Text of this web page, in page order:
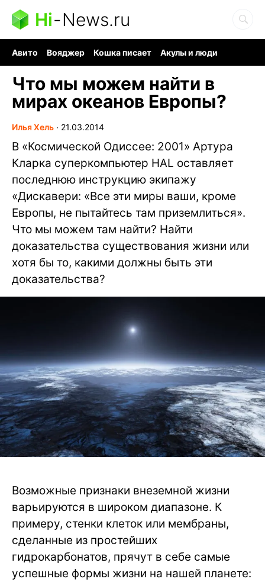
Hi-News.ru
Авито Вояджер Кошка писает
Акулы и люди
Что мы можем найти в
мирах океанов Европы?
Илья Хель ∙ 21.03.2014
В «Космической Одиссее: 2001» Артура
Кларка суперкомпьютер HAL оставляет
последнюю инструкцию экипажу
«Дискавери: «Все эти миры ваши, кроме
Европы, не пытайтесь там приземлиться».
Что мы можем там найти? Найти
доказательства существования жизни или
хотя бы то, какими должны быть эти
доказательства?
Возможные признаки внеземной жизни
варьируются в широком диапазоне. К
примеру, стенки клеток или мембраны,
сделанные из простейших
гидрокарбонатов, прячут в себе самые
успешные формы жизни на нашей планете: